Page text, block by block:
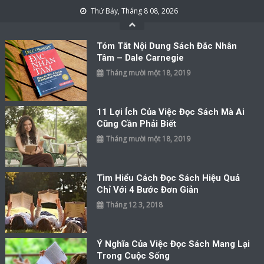
Thứ Bảy, Tháng 8 08, 2026
Tóm Tắt Nội Dung Sách Đắc Nhân
Tâm – Dale Carnegie
Tháng mười một 18, 2019
11 Lợi Ích Của Việc Đọc Sách Mà Ai
Cũng Cần Phải Biết
Tháng mười một 18, 2019
Tìm Hiểu Cách Đọc Sách Hiệu Quả
Chỉ Với 4 Bước Đơn Giản
Tháng 12 3, 2018
Ý Nghĩa Của Việc Đọc Sách Mang Lại
Trong Cuộc Sống